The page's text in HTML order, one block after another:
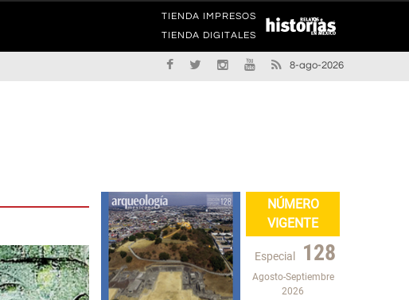
TIENDA IMPRESOS
TIENDA DIGITALES
8-ago-2026
NÚMERO
VIGENTE
Especial 128
Agosto-Septiembre
2026